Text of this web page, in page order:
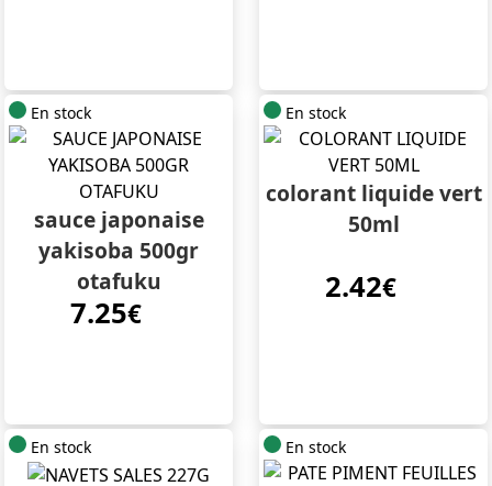
En stock
sauce japonaise
yakisoba 500gr
otafuku
7.25€
En stock
colorant liquide vert
50ml
2.42€
En stock En stock